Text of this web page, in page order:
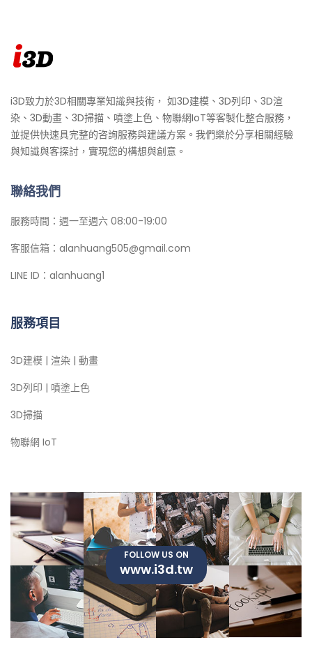
i3D致力於3D相關專業知識與技術， 如3D建模、3D列印、3D渲
染、3D動畫、3D掃描、噴塗上色、物聯網IoT等客製化整合服務，
並提供快速具完整的咨詢服務與建議方案。我們樂於分享相關經驗
與知識與客探討，實現您的構想與創意。
聯絡我們
服務時間：週一至週六 08:00-19:00
客服信箱：alanhuang505@gmail.com
LINE ID：alanhuang1
服務項目
3D建模 | 渲染 | 動畫
3D列印 | 噴塗上色
3D掃描
物聯網 IoT
FOLLOW US ON
www.i3d.tw